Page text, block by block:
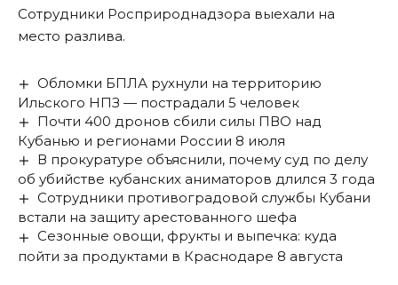
Сотрудники Росприроднадзора выехали на
место разлива.
Обломки БПЛА рухнули на территорию
Ильского НПЗ — пострадали 5 человек
Почти 400 дронов сбили силы ПВО над
Кубанью и регионами России 8 июля
В прокуратуре объяснили, почему суд по делу
об убийстве кубанских аниматоров длился 3 года
Сотрудники противоградовой службы Кубани
встали на защиту арестованного шефа
Сезонные овощи, фрукты и выпечка: куда
пойти за продуктами в Краснодаре 8 августа